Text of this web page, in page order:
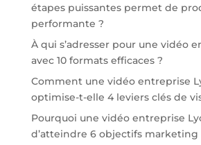
étapes puissantes permet de
performante ?
À qui s’adresser pour une vidéo
avec 10 formats efficaces ?
Comment une vidéo entreprise
optimise-t-elle 4 leviers clés de
Pourquoi une vidéo entreprise
d’atteindre 6 objectifs marketing